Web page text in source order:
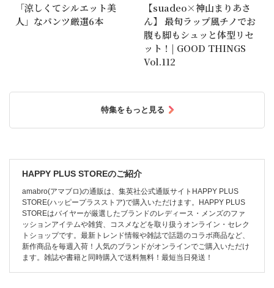
「涼しくてシルエット美
人」なパンツ厳選6本
【suadeo×神山まりあさ
ん】 最旬ラップ風チノでお
腹も脚もシュッと体型リセ
ット！| GOOD THINGS
Vol.112
特集をもっと見る
HAPPY PLUS STOREのご紹介
amabro(アマブロ)の通販は、集英社公式通販サイトHAPPY PLUS
STORE(ハッピープラスストア)で購入いただけます。HAPPY PLUS
STOREはバイヤーが厳選したブランドのレディース・メンズのファ
ッションアイテムや雑貨、コスメなどを取り扱うオンライン・セレク
トショップです。最新トレンド情報や雑誌で話題のコラボ商品など、
新作商品を毎週入荷！人気のブランドがオンラインでご購入いただけ
ます。雑誌や書籍と同時購入で送料無料！最短当日発送！